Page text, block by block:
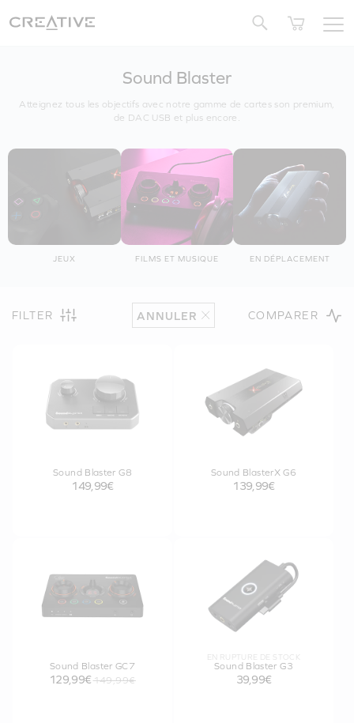
Sound Blaster
Atteignez tous les objectifs avec notre gamme de cartes son premium,
de DAC USB et plus encore.
JEUX FILMS ET MUSIQUE EN DÉPLACEMENT
ANNULER
FILTER COMPARER
Sound Blaster G8
149,99€
Sound BlasterX G6
139,99€
Sound Blaster GC7
129,99€ 149,99€
EN RUPTURE DE STOCK
Sound Blaster G3
39,99€